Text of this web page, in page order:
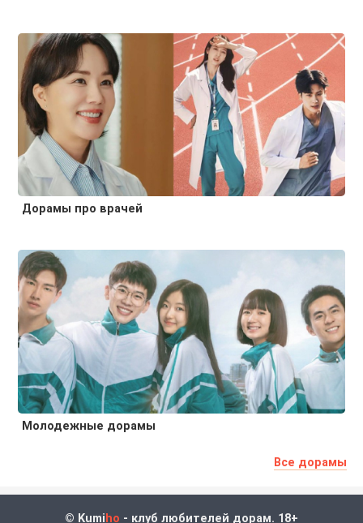
Дорамы про врачей
Молодежные дорамы
Все дорамы
© Kumi ho - клуб любителей дорам. 18+